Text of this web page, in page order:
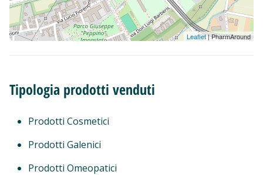
Leaflet| PharmAround
Tipologia prodotti venduti
Prodotti Cosmetici
Prodotti Galenici
Prodotti Omeopatici